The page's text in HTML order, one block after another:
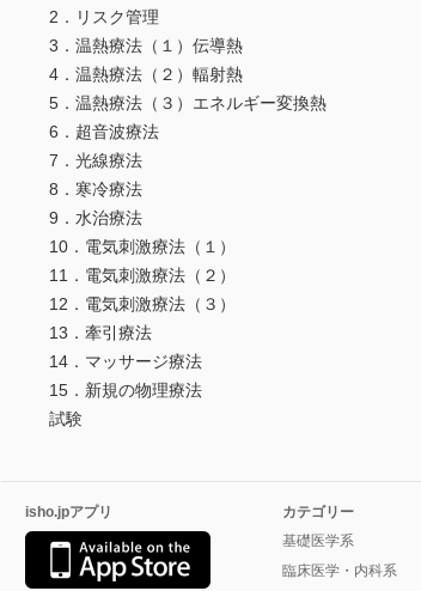
2．リスク管理
3．温熱療法（１）伝導熱
4．温熱療法（２）輻射熱
5．温熱療法（３）エネルギー変換熱
6．超音波療法
7．光線療法
8．寒冷療法
9．水治療法
10．電気刺激療法（１）
11．電気刺激療法（２）
12．電気刺激療法（３）
13．牽引療法
14．マッサージ療法
15．新規の物理療法
試験
isho.jpアプリ
カテゴリー
基礎医学系
臨床医学・内科系